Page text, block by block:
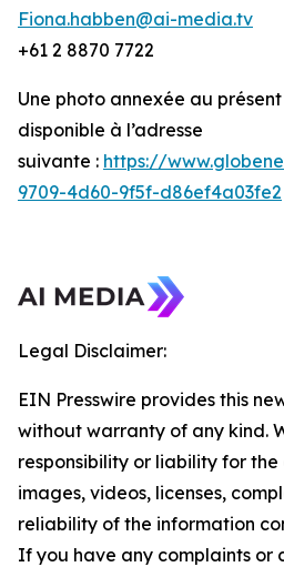
Fiona.habben@ai-media.tv
+61 2 8870 7722
Une photo annexée au
disponible à l’adresse
suivante : https://
9709-4d60-9f5f-d86ef4a03fe2
Legal Disclaimer:
EIN Presswire provides this
without warranty of any kind.
responsibility or liability for
images, videos, licenses,
reliability of the information
If you have any complaints or